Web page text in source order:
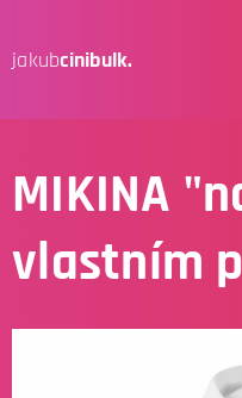
jakubcinibulk.
MIKINA
vlastním